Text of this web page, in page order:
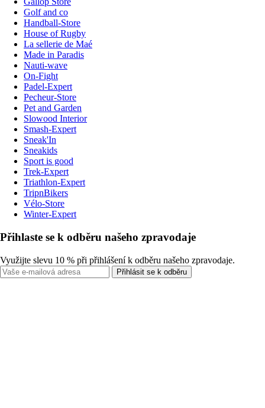
Golf and co
Handball-Store
House of Rugby
La sellerie de Maé
Made in Paradis
Nauti-wave
On-Fight
Padel-Expert
Pecheur-Store
Pet and Garden
Slowood Interior
Smash-Expert
Sneak'In
Sneakids
Sport is good
Trek-Expert
Triathlon-Expert
TripnBikers
Vélo-Store
Winter-Expert
Přihlaste se k odběru našeho zpravodaje
Využijte slevu 10 % při přihlášení k odběru našeho zpravodaje.
Přihlásit se k odběru